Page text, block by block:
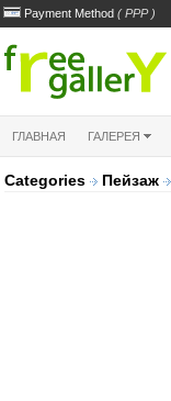
Payment Method ( PPP )
ГЛАВНАЯ ГАЛЕРЕЯ
Categories Пейзаж